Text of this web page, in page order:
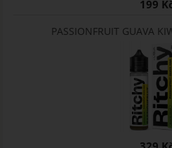
199
PASSIONFRUIT GUAVA